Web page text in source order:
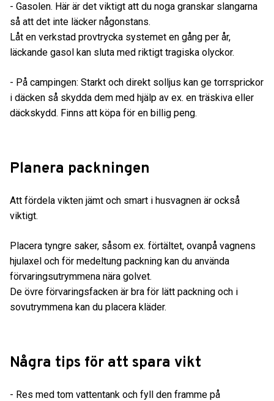
- Gasolen. Här är det viktigt att du noga granskar slangarna
så att det inte läcker någonstans.
Låt en verkstad provtrycka systemet en gång per år,
läckande gasol kan sluta med riktigt tragiska olyckor.
- På campingen: Starkt och direkt solljus kan ge torrsprickor
i däcken så skydda dem med hjälp av ex. en träskiva eller
däckskydd. Finns att köpa för en billig peng.
Planera packningen
Att fördela vikten jämt och smart i husvagnen är också
viktigt.
Placera tyngre saker, såsom ex. förtältet, ovanpå vagnens
hjulaxel och för medeltung packning kan du använda
förvaringsutrymmena nära golvet.
De övre förvaringsfacken är bra för lätt packning och i
sovutrymmena kan du placera kläder.
Några tips för att spara vikt
- Res med tom vattentank och fyll den framme på